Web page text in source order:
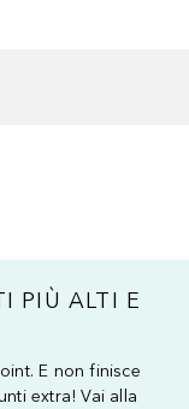
PIÙ ALTI E
E non finisce
extra! Vai alla